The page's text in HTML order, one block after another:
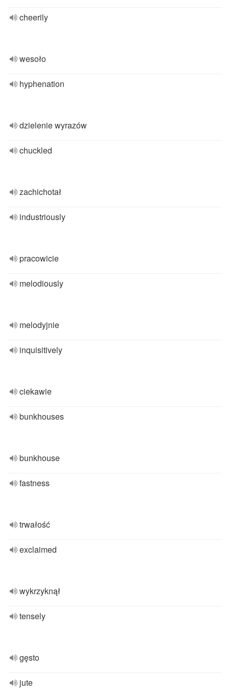
cheerily
wesoło
hyphenation
dzielenie wyrazów
chuckled
zachichotał
industriously
pracowicie
melodiously
melodyjnie
inquisitively
ciekawie
bunkhouses
bunkhouse
fastness
trwałość
exclaimed
wykrzyknął
tensely
gęsto
jute